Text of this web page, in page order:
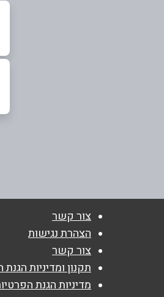
צור קשר
הצהרת נגישות
צור קשר
תקנון ומדיניות
מדיניות הגנת